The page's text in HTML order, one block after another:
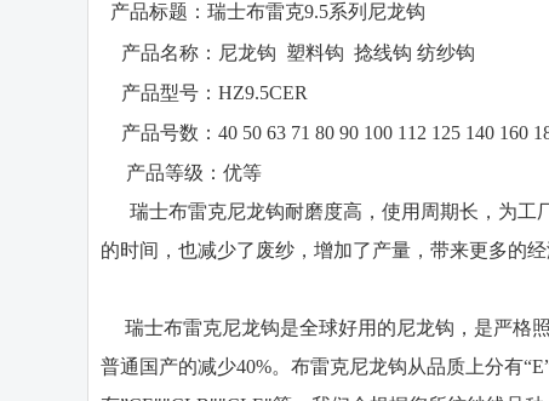
产品标题：瑞士布雷克9.5系列尼龙钩
产品名称： 尼龙钩 塑料钩 捻线钩 纺纱钩
产品型号：HZ9.5CER
产品号数：40 50 63 71 80 90 100 112 125 140 160
产品等级：优等
瑞士布雷克尼龙钩耐磨度高，使用周期长，为工
的时间，也减少了废纱，增加了产量，带来更多的
瑞士布雷克尼龙钩是全球好用的尼龙钩，是严格
普通国产的减少40%。布雷克尼龙钩从品质上分有